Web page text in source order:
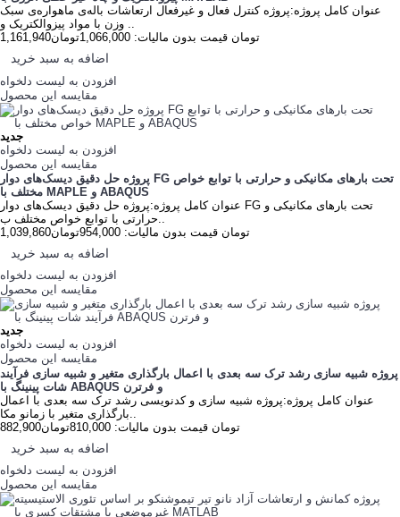
عنوان کامل پروژه:پروژه کنترل فعال و غیرفعال ارتعاشات باله‌ی ماهواره‌ی سبک
وزن با مواد پیزوالکتریک و ..
1,161,940تومان قیمت بدون مالیات: 1,066,000تومان
اضافه به سبد خرید
افزودن به لیست دلخواه
مقایسه این محصول
جدید
افزودن به لیست دلخواه
مقایسه این محصول
پروژه حل دقیق دیسک‌های دوار FG تحت بارهای مکانیکی و حرارتی با توابع خواص
مختلف با MAPLE و ABAQUS
عنوان کامل پروژه:پروژه حل دقیق دیسک‌های دوار FG تحت بارهای مکانیکی و
1,039,860تومان قیمت بدون مالیات: 954,000تومان
اضافه به سبد خرید
افزودن به لیست دلخواه
مقایسه این محصول
جدید
افزودن به لیست دلخواه
مقایسه این محصول
پروژه شبیه سازی رشد ترک سه بعدی با اعمال بارگذاری متغیر و شبیه سازی فرآیند
شات پینینگ با ABAQUS و فرترن
عنوان کامل پروژه:پروژه شبیه سازی و کدنویسی رشد ترک سه بعدی با اعمال
882,900تومان قیمت بدون مالیات: 810,000تومان
اضافه به سبد خرید
افزودن به لیست دلخواه
مقایسه این محصول